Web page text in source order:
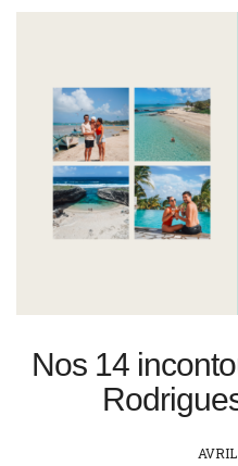
Nos 14